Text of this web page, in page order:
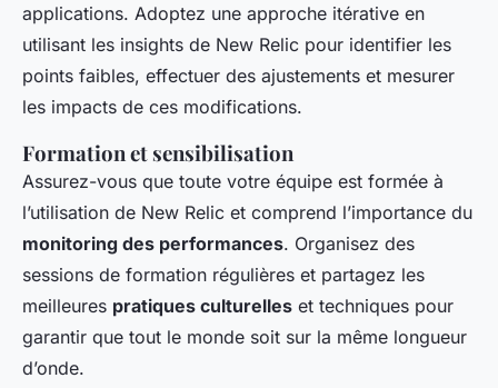
applications. Adoptez une approche itérative en
utilisant les insights de New Relic pour identifier les
points faibles, effectuer des ajustements et mesurer
les impacts de ces modifications.
Formation et sensibilisation
Assurez-vous que toute votre équipe est formée à
l’utilisation de New Relic et comprend l’importance du
monitoring des performances. Organisez des
sessions de formation régulières et partagez les
meilleures pratiques culturelles et techniques pour
garantir que tout le monde soit sur la même longueur
d’onde.